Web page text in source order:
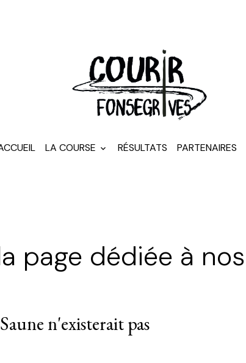
LA COURSE RÉSULTATS PARTENAIRES
page dédiée à
n'existerait pas